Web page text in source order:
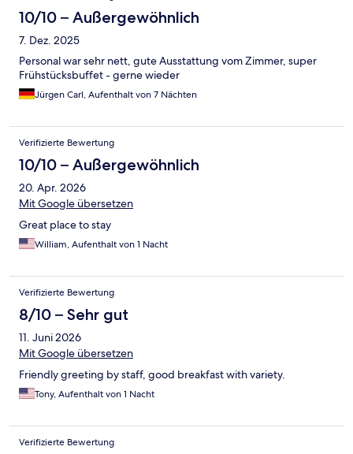
10/10 – Außergewöhnlich
7. Dez. 2025
Personal war sehr nett, gute Ausstattung vom Zimmer, super
Frühstücksbuffet - gerne wieder
Jürgen Carl, Aufenthalt von 7 Nächten
Verifizierte Bewertung
10/10 – Außergewöhnlich
20. Apr. 2026
Mit Google übersetzen
Great place to stay
William, Aufenthalt von 1 Nacht
Verifizierte Bewertung
8/10 – Sehr gut
11. Juni 2026
Mit Google übersetzen
Friendly greeting by staff, good breakfast with variety.
Tony, Aufenthalt von 1 Nacht
Verifizierte Bewertung